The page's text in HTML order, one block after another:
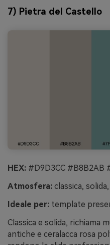
7) Pietra del Castello
HEX: #D9D3CC #B8B2AB
Atmosfera: classica,
Ideale per: template
Classica e solida, richiama
antiche e ceralacca rosa